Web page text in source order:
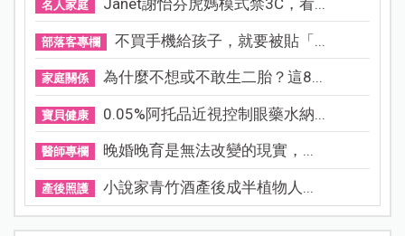
名人家庭 Janet謝怡芬虎媽模式禁3C，看...
部落客專欄 不買手機給孩子，就要被貼「...
家庭關係 為什麼不想或不敢生二胎？這8...
寶貝健康 0.05%阿托品近視控制眼藥水納...
醫師專欄 晚婚晚育是無法改變的現實，...
產後照護 小說家青竹酒產後成半植物人...